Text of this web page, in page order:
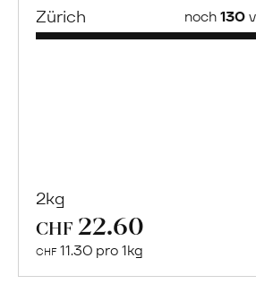
Zürich noch130
2kg
CHF 22.60
CHF 11.30 pro 1kg
Manuel